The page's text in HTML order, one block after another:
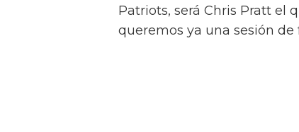
Patriots, será Chris Pratt el
queremos ya una sesión